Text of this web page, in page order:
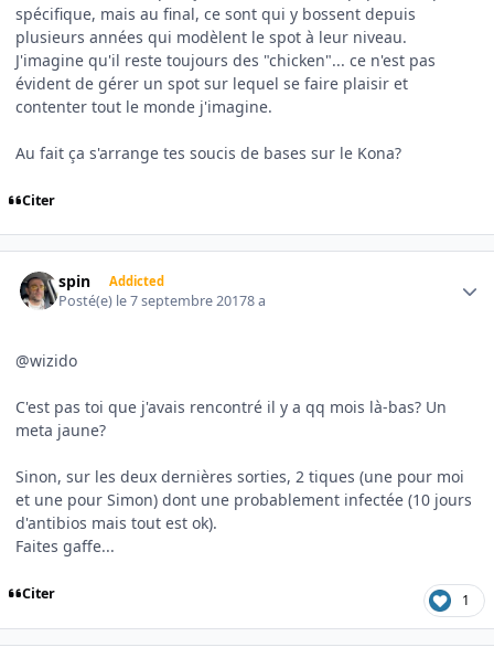
spécifique, mais au final, ce sont qui y bossent depuis
plusieurs années qui modèlent le spot à leur niveau.
J'imagine qu'il reste toujours des "chicken"... ce n'est pas
évident de gérer un spot sur lequel se faire plaisir et
contenter tout le monde j'imagine.
Au fait ça s'arrange tes soucis de bases sur le Kona?
Citer
spin Addicted
Posté(e) le 7 septembre 20178 a
@wizido
C'est pas toi que j'avais rencontré il y a qq mois là-bas? Un
meta jaune?
Sinon, sur les deux dernières sorties, 2 tiques (une pour moi
et une pour Simon) dont une probablement infectée (10 jours
d'antibios mais tout est ok).
Faites gaffe...
Citer 1